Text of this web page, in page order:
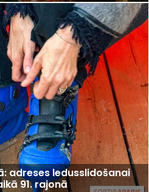
adreses ledusslidošanai
91. rajonā